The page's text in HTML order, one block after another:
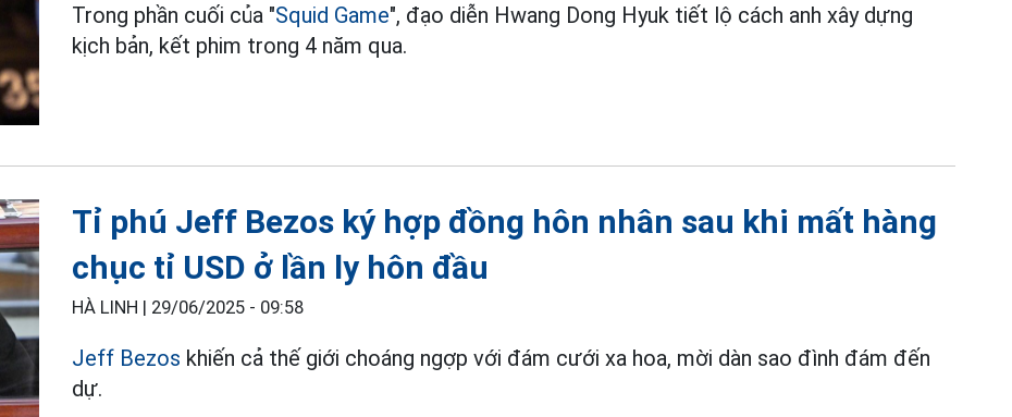
Trong phần cuối của "Squid Game", đạo diễn Hwang Dong Hyuk tiết lộ cách anh xây dựng
kịch bản, kết phim trong 4 năm qua.
Tỉ phú Jeff Bezos ký hợp đồng hôn nhân sau khi mất hàng
chục tỉ USD ở lần ly hôn đầu
HÀ LINH | 29/06/2025 - 09:58
Jeff Bezos khiến cả thế giới choáng ngợp với đám cưới xa hoa, mời dàn sao đình đám đến
dự.